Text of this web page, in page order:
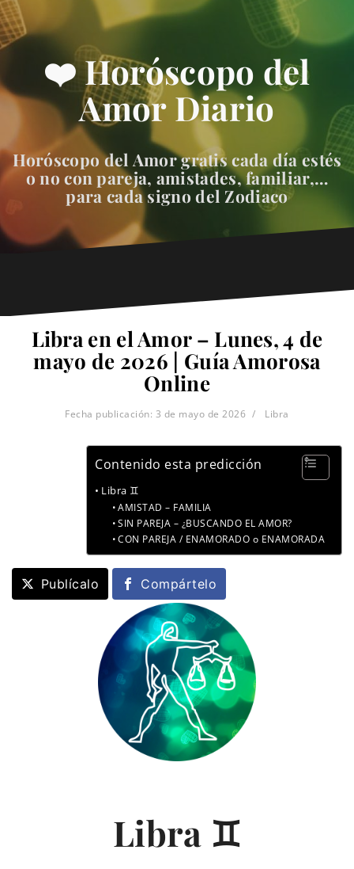
❤️ Horóscopo del
Amor Diario
Horóscopo del Amor gratis cada día estés
o no con pareja, amistades, familiar,…
para cada signo del Zodiaco
Libra en el Amor – Lunes, 4 de
mayo de 2026 | Guía Amorosa
Online
Fecha publicación: 3 de mayo de 2026 Libra
Contenido esta predicción
Libra ♊
AMISTAD – FAMILIA
SIN PAREJA – ¿BUSCANDO EL AMOR?
CON PAREJA / ENAMORADO o ENAMORADA
Publícalo Compártelo
Libra ♊